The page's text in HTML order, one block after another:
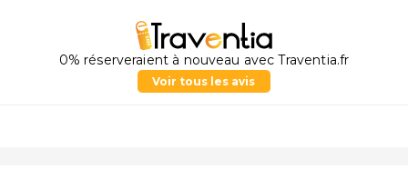
0% réserveraient à nouveau avec Traventia.fr
Voir tous les avis